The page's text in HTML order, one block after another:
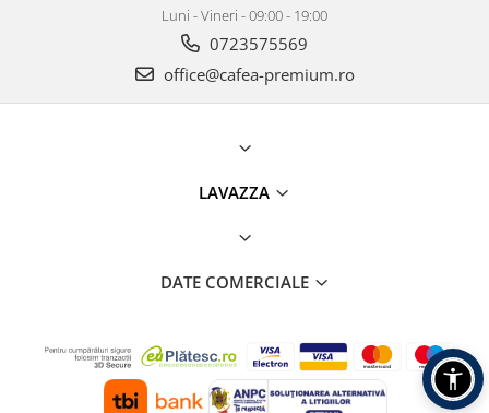
Luni - Vineri - 09:00 - 19:00
0723575569
office@cafea-premium.ro
LAVAZZA
DATE COMERCIALE